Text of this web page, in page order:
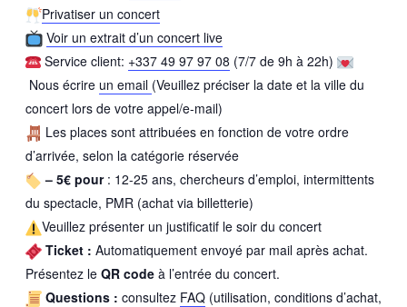
Privatiser un concert
Voir un extrait d’un concert live
Service client: +337 49 97 97 08 (7/7 de 9h à 22h)
Nous écrire un email (Veuillez préciser la date et la ville du
concert lors de votre appel/e-mail)
Les places sont attribuées en fonction de votre ordre
d’arrivée, selon la catégorie réservée
– 5€ pour : 12-25 ans, chercheurs d’emploi, intermittents
du spectacle, PMR (achat via billetterie)
Veuillez présenter un justificatif le soir du concert
Ticket : Automatiquement envoyé par mail après achat.
Présentez le QR code à l’entrée du concert.
Questions : consultez FAQ(utilisation, conditions d’achat,